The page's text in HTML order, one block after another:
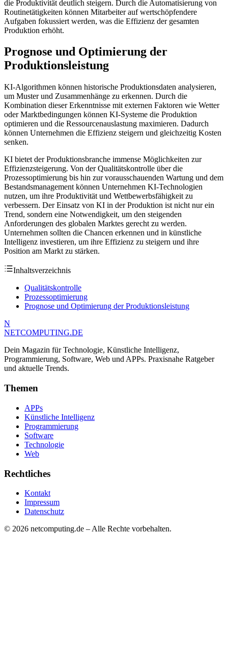
die Produktivität deutlich steigern. Durch die Automatisierung von
Routinetätigkeiten können Mitarbeiter auf wertschöpfendere
Aufgaben fokussiert werden, was die Effizienz der gesamten
Produktion erhöht.
Prognose und Optimierung der
Produktionsleistung
KI-Algorithmen können historische Produktionsdaten analysieren,
um Muster und Zusammenhänge zu erkennen. Durch die
Kombination dieser Erkenntnisse mit externen Faktoren wie Wetter
oder Marktbedingungen können KI-Systeme die Produktion
optimieren und die Ressourcenauslastung maximieren. Dadurch
können Unternehmen die Effizienz steigern und gleichzeitig Kosten
senken.
KI bietet der Produktionsbranche immense Möglichkeiten zur
Effizienzsteigerung. Von der Qualitätskontrolle über die
Prozessoptimierung bis hin zur vorausschauenden Wartung und dem
Bestandsmanagement können Unternehmen KI-Technologien
nutzen, um ihre Produktivität und Wettbewerbsfähigkeit zu
verbessern. Der Einsatz von KI in der Produktion ist nicht nur ein
Trend, sondern eine Notwendigkeit, um den steigenden
Anforderungen des globalen Marktes gerecht zu werden.
Unternehmen sollten die Chancen erkennen und in künstliche
Intelligenz investieren, um ihre Effizienz zu steigern und ihre
Position am Markt zu stärken.
Inhaltsverzeichnis
Qualitätskontrolle
Prozessoptimierung
Prognose und Optimierung der Produktionsleistung
N
NETCOMPUTING.DE
Dein Magazin für Technologie, Künstliche Intelligenz,
Programmierung, Software, Web und APPs. Praxisnahe Ratgeber
und aktuelle Trends.
Themen
APPs
Künstliche Intelligenz
Programmierung
Software
Technologie
Web
Rechtliches
Kontakt
Impressum
Datenschutz
© 2026 netcomputing.de – Alle Rechte vorbehalten.